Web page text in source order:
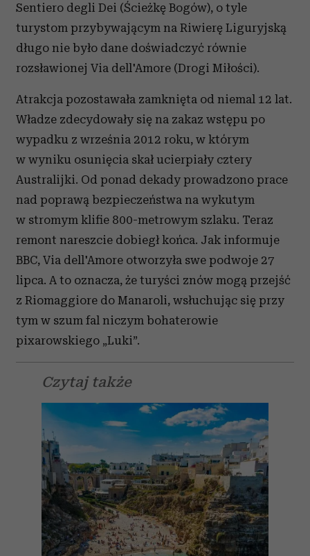
Sentiero degli Dei (Ścieżkę Bogów), o tyle
turystom przybywającym na Riwierę Liguryjską
długo nie było dane doświadczyć równie
rozsławionej Via dell'Amore (Drogi Miłości).
Atrakcja pozostawała zamknięta od niemal 12 lat.
Władze zdecydowały się na zakaz wstępu po
wypadku z września 2012 roku, w którym
w wyniku osunięcia skał ucierpiały cztery
Australijki. Od ponad dekady prowadzono prace
nad poprawą bezpieczeństwa na wykutym
w stromym klifie 800-metrowym szlaku. Teraz
remont nareszcie dobiegł końca. Jak informuje
BBC, Via dell'Amore otworzyła swe podwoje 27
lipca. A to oznacza, że turyści znów mogą przejść
z Riomaggiore do Manaroli, wsłuchując się przy
tym w szum fal niczym bohaterowie
pixarowskiego „Luki”.
Czytaj także